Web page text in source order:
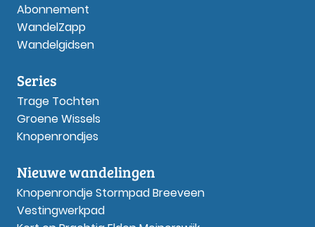
Abonnement
WandelZapp
Wandelgidsen
Series
Trage Tochten
Groene Wissels
Knopenrondjes
Nieuwe wandelingen
Knopenrondje Stormpad Breeveen
Vestingwerkpad